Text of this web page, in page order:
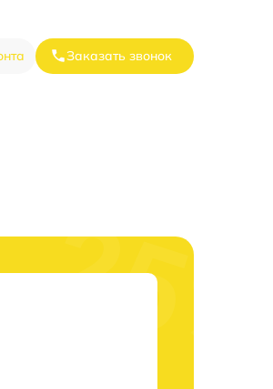
Заказать звонок